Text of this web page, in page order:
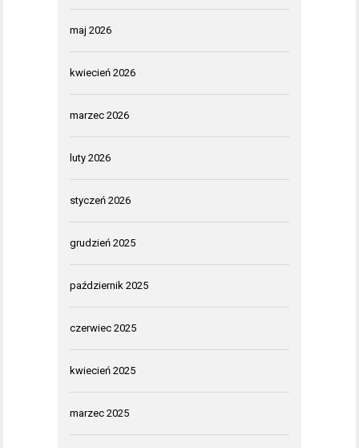
maj 2026
kwiecień 2026
marzec 2026
luty 2026
styczeń 2026
grudzień 2025
październik 2025
czerwiec 2025
kwiecień 2025
marzec 2025